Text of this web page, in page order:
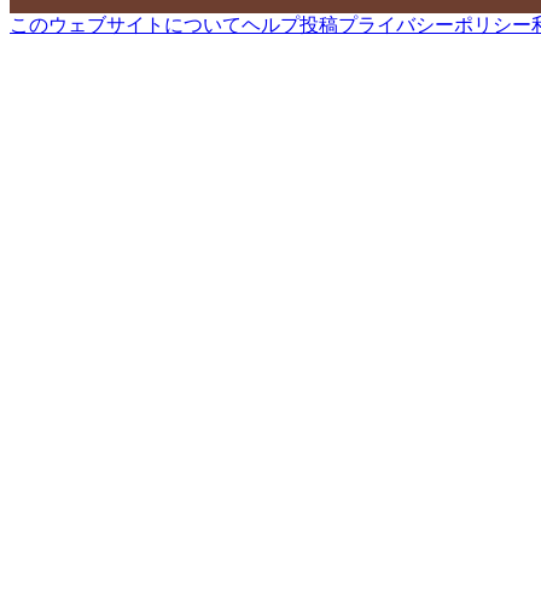
このウェブサイトについてヘルプ投稿プライバシーポリシー